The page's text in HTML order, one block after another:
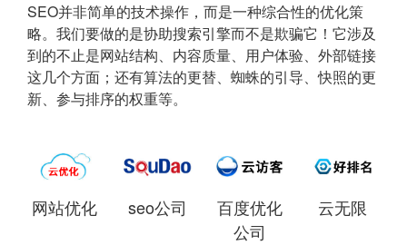
SEO并非简单的技术操作，而是一种综合性的优化策
略。我们要做的是协助搜索引擎而不是欺骗它！它涉及
到的不止是网站结构、内容质量、用户体验、外部链接
这几个方面；还有算法的更替、蜘蛛的引导、快照的更
新、参与排序的权重等。
网站优化 seo公司
百度优化
公司
云无限